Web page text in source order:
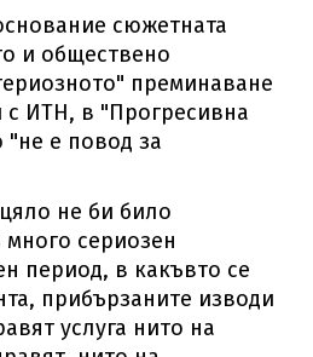
сюжетната
и обществено
преминаване
с ИТН, в "Прогресивна
"не е повод за
не би било
сериозен
период, в какъвто се
прибързаните изводи
услуга нито на